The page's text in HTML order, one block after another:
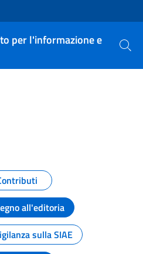
per l'informazione e
Cerca
della pagina
all'editoria
sulla SIAE